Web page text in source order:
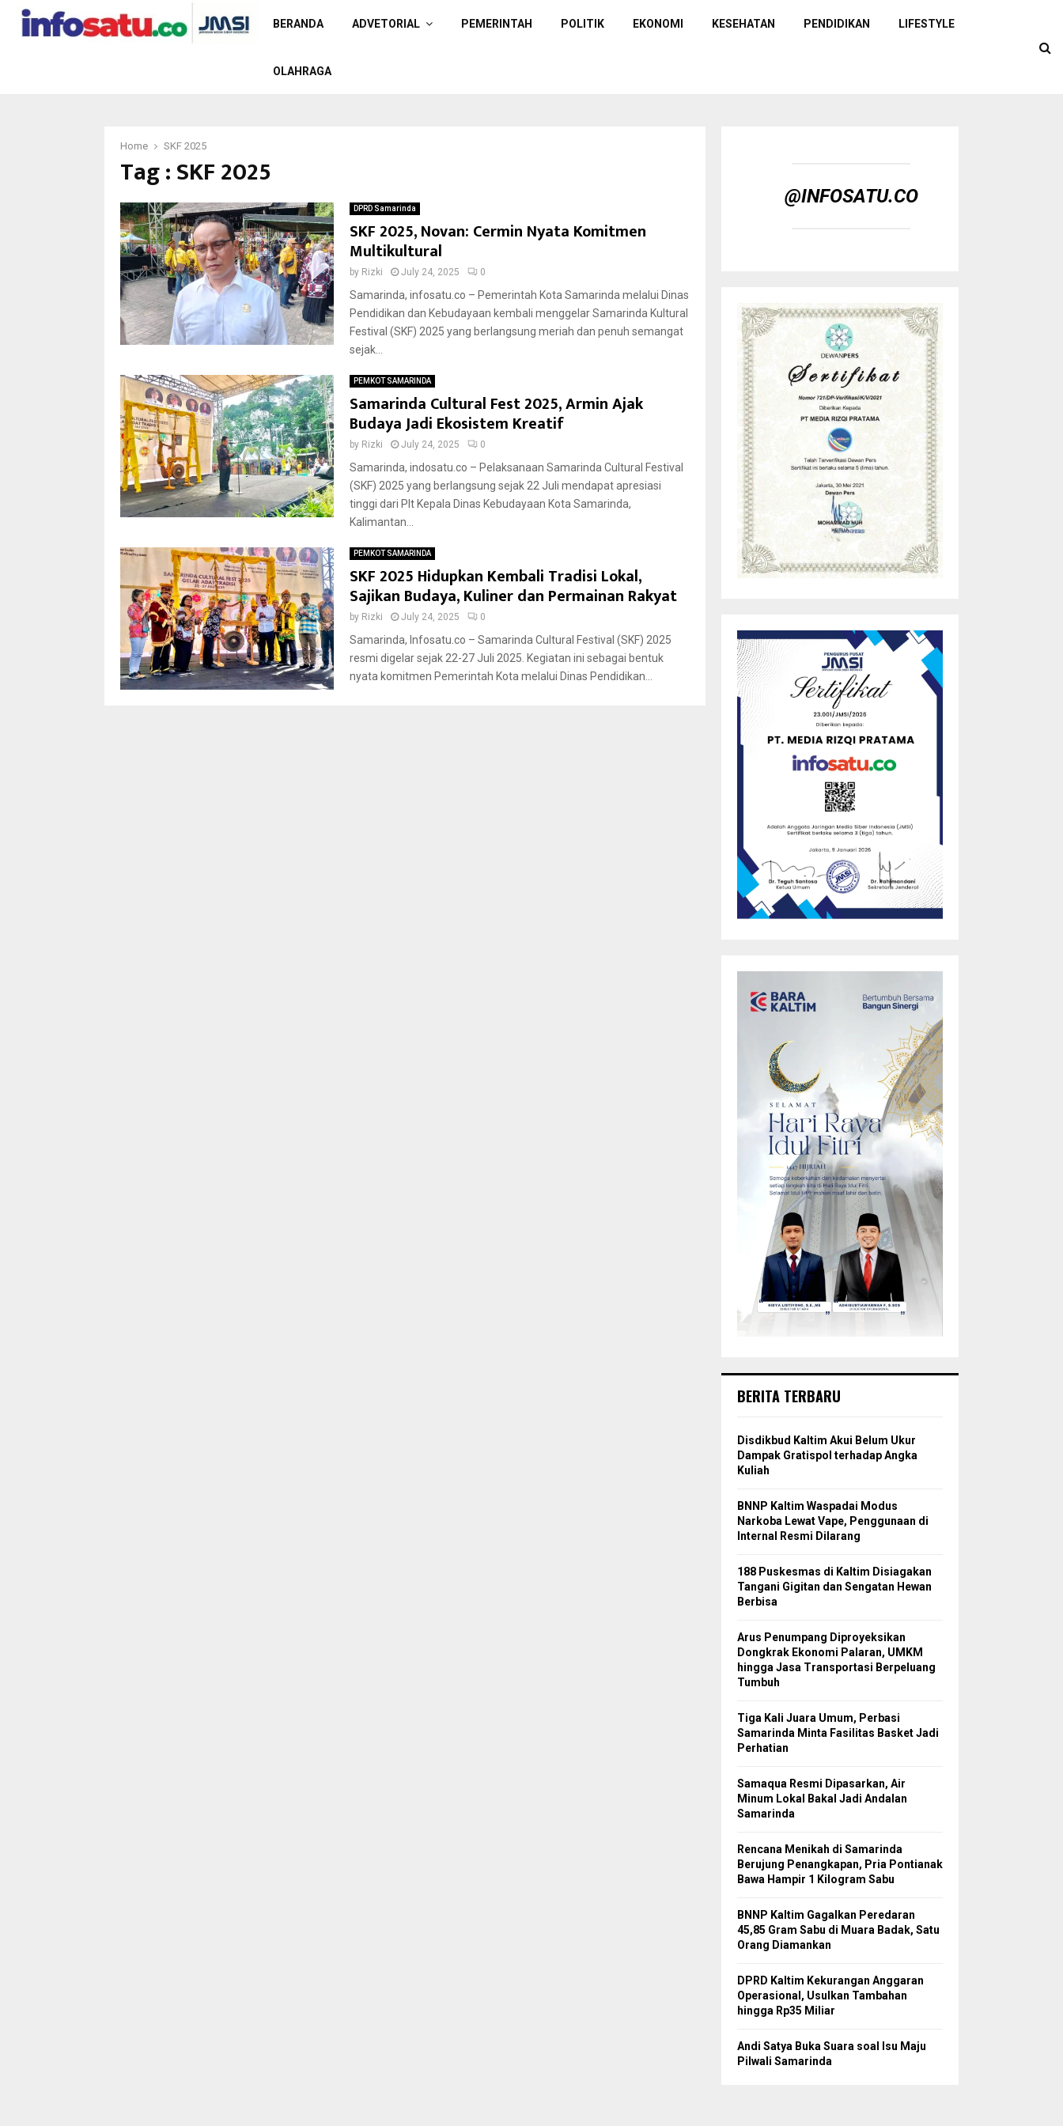
BERANDA ADVETORIAL PEMERINTAH POLITIK EKONOMI KESEHATAN PENDIDIKAN LIFESTYLE
OLAHRAGA
Home SKF 2025
Tag : SKF 2025
DPRD Samarinda
SKF 2025, Novan: Cermin Nyata Komitmen
Multikultural
by Rizki July 24, 2025 0
Samarinda, infosatu.co – Pemerintah Kota Samarinda melalui Dinas
Pendidikan dan Kebudayaan kembali menggelar Samarinda Kultural
Festival (SKF) 2025 yang berlangsung meriah dan penuh semangat
sejak...
PEMKOT SAMARINDA
Samarinda Cultural Fest 2025, Armin Ajak
Budaya Jadi Ekosistem Kreatif
by Rizki July 24, 2025 0
Samarinda, indosatu.co – Pelaksanaan Samarinda Cultural Festival
(SKF) 2025 yang berlangsung sejak 22 Juli mendapat apresiasi
tinggi dari Plt Kepala Dinas Kebudayaan Kota Samarinda,
Kalimantan...
PEMKOT SAMARINDA
SKF 2025 Hidupkan Kembali Tradisi Lokal,
Sajikan Budaya, Kuliner dan Permainan Rakyat
by Rizki July 24, 2025 0
Samarinda, Infosatu.co – Samarinda Cultural Festival (SKF) 2025
resmi digelar sejak 22-27 Juli 2025. Kegiatan ini sebagai bentuk
nyata komitmen Pemerintah Kota melalui Dinas Pendidikan...
@INFOSATU.CO
BERITA TERBARU
Disdikbud Kaltim Akui Belum Ukur
Dampak Gratispol terhadap Angka
Kuliah
BNNP Kaltim Waspadai Modus
Narkoba Lewat Vape, Penggunaan di
Internal Resmi Dilarang
188 Puskesmas di Kaltim Disiagakan
Tangani Gigitan dan Sengatan Hewan
Berbisa
Arus Penumpang Diproyeksikan
Dongkrak Ekonomi Palaran, UMKM
hingga Jasa Transportasi Berpeluang
Tumbuh
Tiga Kali Juara Umum, Perbasi
Samarinda Minta Fasilitas Basket Jadi
Perhatian
Samaqua Resmi Dipasarkan, Air
Minum Lokal Bakal Jadi Andalan
Samarinda
Rencana Menikah di Samarinda
Berujung Penangkapan, Pria Pontianak
Bawa Hampir 1 Kilogram Sabu
BNNP Kaltim Gagalkan Peredaran
45,85 Gram Sabu di Muara Badak, Satu
Orang Diamankan
DPRD Kaltim Kekurangan Anggaran
Operasional, Usulkan Tambahan
hingga Rp35 Miliar
Andi Satya Buka Suara soal Isu Maju
Pilwali Samarinda